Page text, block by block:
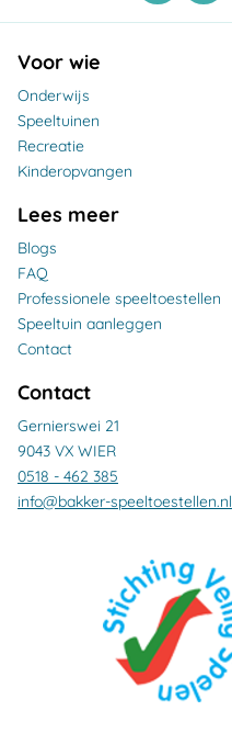
Voor wie
Onderwijs
Speeltuinen
Recreatie
Kinderopvangen
Lees meer
Blogs
FAQ
Professionele speeltoestellen
Speeltuin aanleggen
Contact
Contact
Gernierswei 21
9043 VX WIER
0518 - 462 385
info@bakker-speeltoestellen.nl